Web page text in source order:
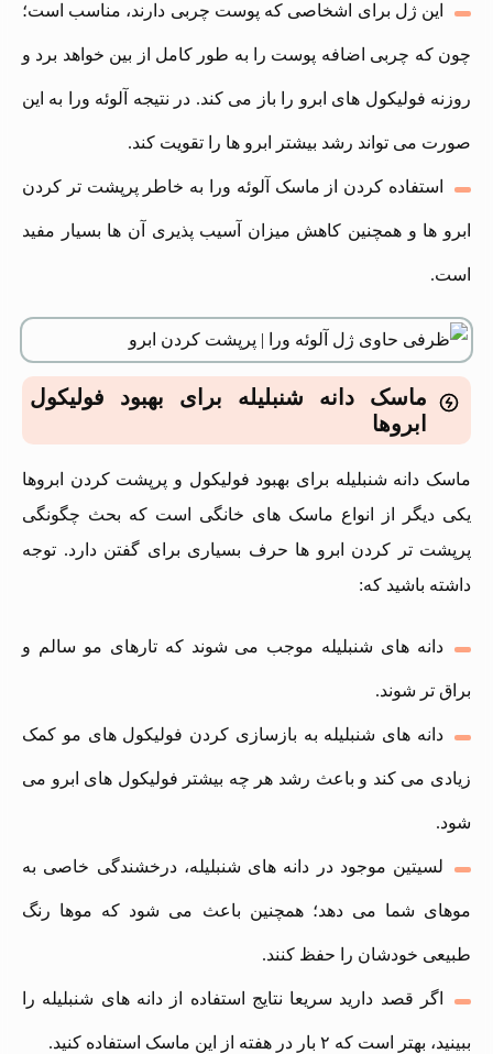
این ژل برای اشخاصی که پوست چربی دارند، مناسب است؛
چون که چربی اضافه پوست را به طور کامل از بین خواهد برد و
روزنه فولیکول‌ های ابرو را باز می‌ کند. در نتیجه آلوئه ورا به این
صورت می تواند رشد بیشتر ابرو ها را تقویت کند.
استفاده کردن از ماسک آلوئه ورا به خاطر پرپشت تر کردن
ابرو ها و همچنین کاهش میزان آسیب‌ پذیری آن ها بسیار مفید
است.
ماسک دانه شنبلیله برای بهبود فولیکول
ابروها
ماسک دانه شنبلیله برای بهبود فولیکول و پرپشت کردن ابروها
یکی دیگر از انواع ماسک های خانگی است که بحث چگونگی
پرپشت تر کردن ابرو ها حرف بسیاری برای گفتن دارد. توجه
داشته باشید که:
دانه‌ های شنبلیله موجب می‌ شوند که تارهای مو سالم‌ و
براق‌ تر شوند.
دانه های شنبلیله به بازسازی کردن فولیکول‌ های مو کمک
زیادی می‌ کند و باعث رشد هر چه بیشتر فولیکول های ابرو می‌
شود.
لسیتین موجود در دانه‌ های شنبلیله، درخشندگی خاصی به
موهای شما می دهد؛ همچنین باعث می‌ شود که موها رنگ
طبیعی خودشان را حفظ کنند.
اگر قصد دارید سریعا نتایج استفاده از دانه های شنبلیله را
ببینید، بهتر است که ۲ بار در هفته از این ماسک استفاده کنید.